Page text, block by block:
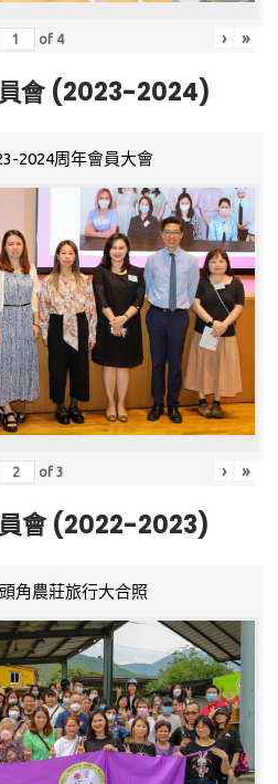
of 4 › »
會 (2023-2024)
2024周年會員大會
of3 › »
會 (2022-2023)
角農莊旅行大合照